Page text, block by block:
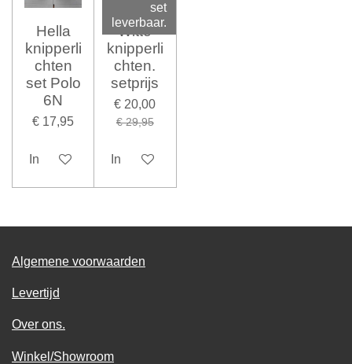
Hella
knipperli
chten
set Polo
6N
€ 17,95
In winkelwagen
set
leverbaar.
Witte
knipperli
chten.
setprijs
€ 20,00
€ 29,95
In winkelwagen
Algemene voorwaarden
Levertijd
Over ons.
Winkel/Showroom